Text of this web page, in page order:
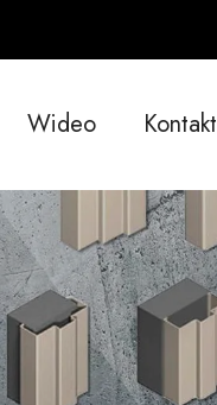
Wideo Kontakt